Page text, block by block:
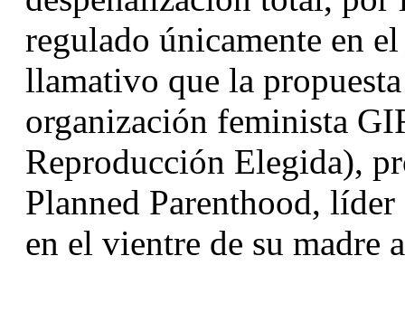
regulado únicamente en
llamativo que la
organización feminista
Reproducción Elegida),
Planned Parenthood, líder
en el vientre de su madre